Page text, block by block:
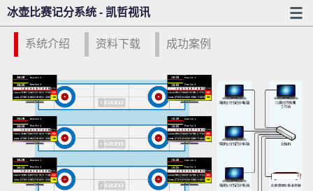
冰壶比赛记分系统 - 凯哲视讯
系统介绍 资料下载 成功案例